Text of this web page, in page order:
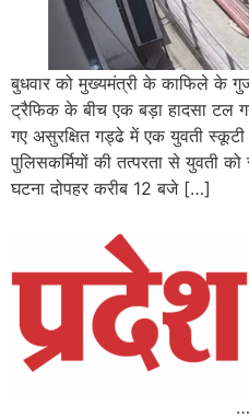
बुधवार को मुख्यमंत्री के काफिले के
ट्रैफिक के बीच एक बड़ा हादसा टल
गए असुरक्षित गड्ढे में एक युवती
पुलिसकर्मियों की तत्परता से युवती को
घटना दोपहर करीब 12 बजे […]